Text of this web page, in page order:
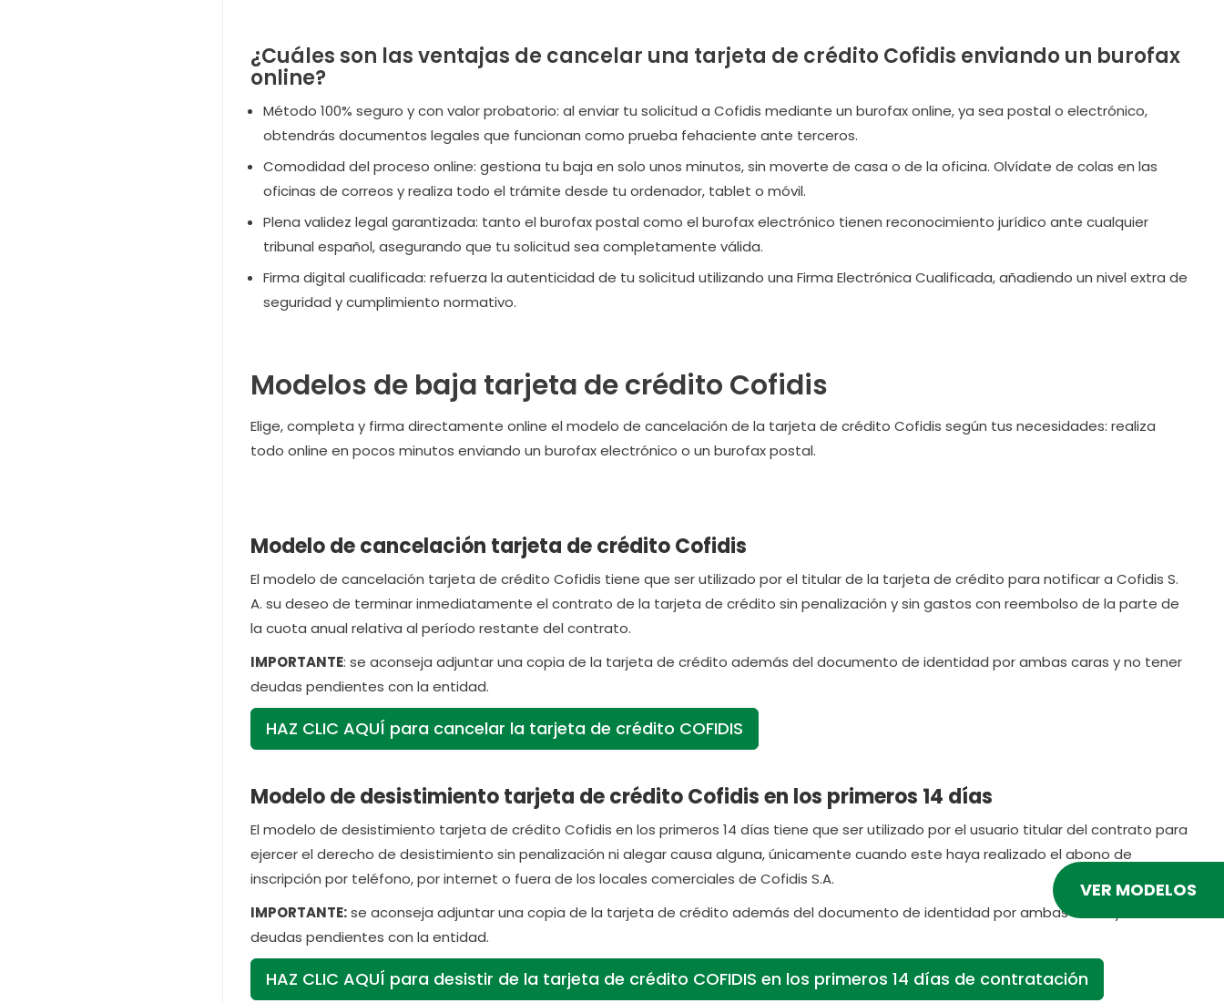
¿Cuáles son las ventajas de cancelar una tarjeta de crédito Cofidis enviando un burofax
online?
Método 100% seguro y con valor probatorio: al enviar tu solicitud a Cofidis mediante un burofax online, ya sea postal o electrónico,
obtendrás documentos legales que funcionan como prueba fehaciente ante terceros.
Comodidad del proceso online: gestiona tu baja en solo unos minutos, sin moverte de casa o de la oficina. Olvídate de colas en las
oficinas de correos y realiza todo el trámite desde tu ordenador, tablet o móvil.
Plena validez legal garantizada: tanto el burofax postal como el burofax electrónico tienen reconocimiento jurídico ante cualquier
tribunal español, asegurando que tu solicitud sea completamente válida.
Firma digital cualificada: refuerza la autenticidad de tu solicitud utilizando una Firma Electrónica Cualificada, añadiendo un nivel extra de
seguridad y cumplimiento normativo.
Modelos de baja tarjeta de crédito Cofidis
Elige, completa y firma directamente online el modelo de cancelación de la tarjeta de crédito Cofidis según tus necesidades: realiza
todo online en pocos minutos enviando un burofax electrónico o un burofax postal.
Modelo de cancelación tarjeta de crédito Cofidis
El modelo de cancelación tarjeta de crédito Cofidis tiene que ser utilizado por el titular de la tarjeta de crédito para notificar a Cofidis S.
A. su deseo de terminar inmediatamente el contrato de la tarjeta de crédito sin penalización y sin gastos con reembolso de la parte de
la cuota anual relativa al período restante del contrato.
IMPORTANTE: se aconseja adjuntar una copia de la tarjeta de crédito además del documento de identidad por ambas caras y no tener
deudas pendientes con la entidad.
HAZ CLIC AQUÍ para cancelar la tarjeta de crédito COFIDIS
Modelo de desistimiento tarjeta de crédito Cofidis en los primeros 14 días
El modelo de desistimiento tarjeta de crédito Cofidis en los primeros 14 días tiene que ser utilizado por el usuario titular del contrato para
ejercer el derecho de desistimiento sin penalización ni alegar causa alguna, únicamente cuando este haya realizado el abono de
inscripción por teléfono, por internet o fuera de los locales comerciales de Cofidis S.A.
IMPORTANTE:se aconseja adjuntar una copia de la tarjeta de crédito además del documento de identidad por ambas caras y no tener
deudas pendientes con la entidad.
HAZ CLIC AQUÍ para desistir de la tarjeta de crédito COFIDIS en los primeros 14 días de contratación
VER MODELOS